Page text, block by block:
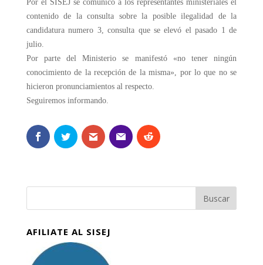
Por el SISEJ se comunicó a los representantes ministeriales el
contenido de la consulta sobre la posible ilegalidad de la
candidatura numero 3, consulta que se elevó el pasado 1 de
julio.
Por parte del Ministerio se manifestó «no tener ningún
conocimiento de la recepción de la misma», por lo que no se
hicieron pronunciamientos al respecto.
Seguiremos informando.
AFILIATE AL SISEJ